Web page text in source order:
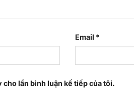
Email *
lần bình luận kế tiếp của tôi.